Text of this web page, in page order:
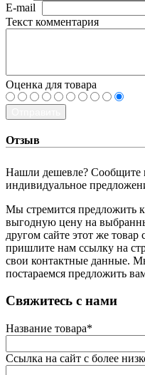
E-mail
Текст комментария
Оценка для товара
Отзыв
Нашли дешевле? Сообщите
индивидуальное
Мы стремится предложить
выгодную цену на
другом сайте этот же
пришлите нам ссылку на
свои контактные данные.
постараемся предложить
­Свяжитесь с нами
Название товара*
Ссылка на сайт с более